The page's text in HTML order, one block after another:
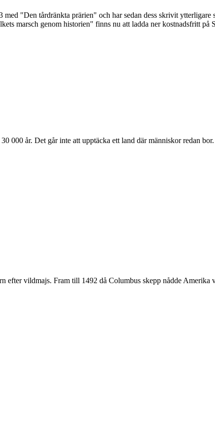
"Den tårdränkta prärien" och har sedan dess skrivit
marsch genom historien" finns nu att ladda ner kostnadsfritt på
000 år. Det går inte att upptäcka ett land där människor redan
vildmajs. Fram till 1492 då Columbus skepp nådde Amerika